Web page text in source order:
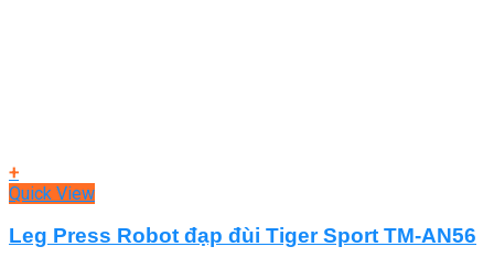
+
Quick View
Leg Press Robot đạp đùi Tiger Sport TM-AN56